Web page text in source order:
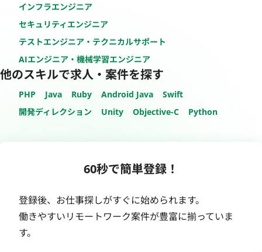
インフラエンジニア
セキュリティエンジニア
テストエンジニア・テクニカルサポート
AIエンジニア・機械学習エンジニア
他のスキルで求人・案件を探す
PHP Java Ruby Android Java
Swift
開発ディレクション
Unity Objective-C Python
60秒で簡単登録！
登録後、お仕事探しがすぐに始められます。
働きやすいリモートワーク案件が豊富に揃っていま
す。